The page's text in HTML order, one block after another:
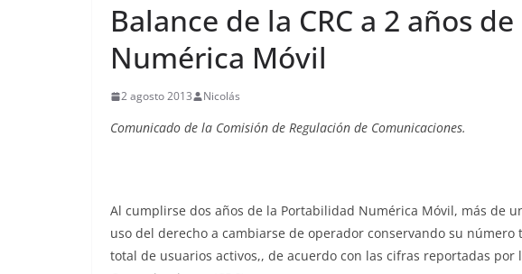
Balance de la CRC a 2 años
Numérica Móvil
2 agosto 2013 Nicolás
Comunicado de la Comisión de Regulación de Comunicaciones.
Al cumplirse dos años de la Portabilidad Numérica Móvil, más de
uso del derecho a cambiarse de operador conservando su número
total de usuarios activos,, de acuerdo con las cifras reportadas por